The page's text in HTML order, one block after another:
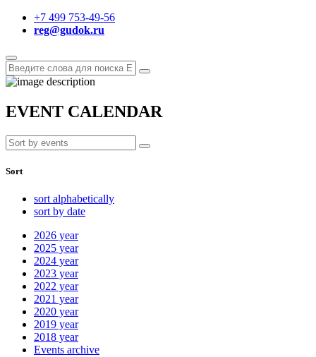
+7 499 753-49-56
reg@gudok.ru
EVENT CALENDAR
Sort
sort alphabetically
sort by date
2026 year
2025 year
2024 year
2023 year
2022 year
2021 year
2020 year
2019 year
2018 year
Events archive